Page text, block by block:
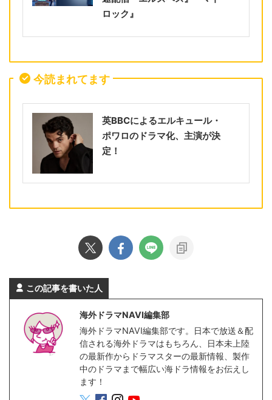
ロック』
今読まれてます
英BBCによるエルキュール・
ポワロのドラマ化、主演が決
定！
この記事を書いた人
海外ドラマNAVI編集部
海外ドラマNAVI編集部です。日本で放送＆配
信される海外ドラマはもちろん、日本未上陸
の最新作からドラマスターの最新情報、製作
中のドラマまで幅広い海ドラ情報をお伝えし
ます！